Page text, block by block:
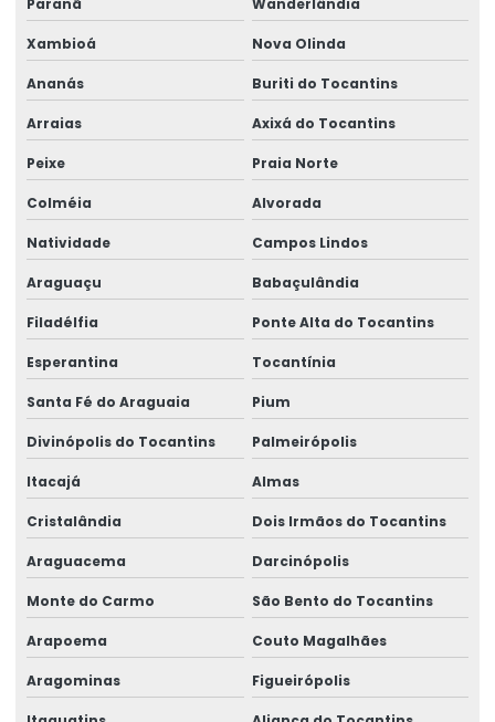
Xambioá Nova Olinda
Ananás Buriti do Tocantins
Arraias Axixá do Tocantins
Peixe Praia Norte
Colméia Alvorada
Natividade Campos Lindos
Araguaçu Babaçulândia
Filadélfia Ponte Alta do Tocantins
Esperantina Tocantínia
Santa Fé do Araguaia Pium
Divinópolis do Tocantins Palmeirópolis
Itacajá Almas
Cristalândia Dois Irmãos do Tocantins
Araguacema Darcinópolis
Monte do Carmo São Bento do Tocantins
Arapoema Couto Magalhães
Aragominas Figueirópolis